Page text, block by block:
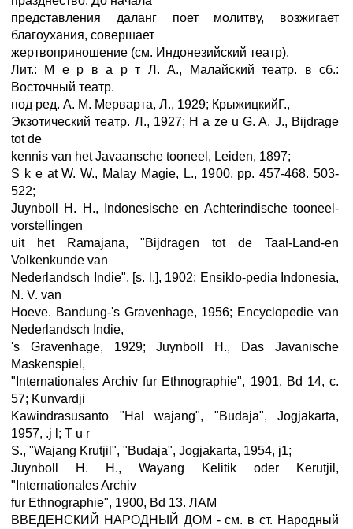
представления даланг поет молитву, возжигает
благоухания, совершает
жертвоприношение (см. Индонезийский театр).
Лит.: M e p в а р т Л. А., Малайский театр. в сб.:
Восточный театр.
под ред. А. М. Мерварта, Л., 1929; КрыжицкийГ.,
Экзотический театр. Л., 1927; H a ze u G. A. J., Bijdrage
tot de
kennis van het Javaansche tooneel, Leiden, 1897;
S k e at W. W., Malay Magie, L., 1900, pp. 457-468. 503-
522;
Juynboll H. H., Indonesische en Achterindische tooneel-
vorstellingen
uit het Ramajana, "Bijdragen tot de Taal-Land-en
Volkenkunde van
Nederlandsch Indie", [s. l.], 1902; Ensiklo-pedia Indonesia,
N. V. van
Hoeve. Bandung-'s Gravenhage, 1956; Encyclopedie van
Nederlandsch Indie,
's Gravenhage, 1929; Juynboll H., Das Javanische
Maskenspiel,
"Internationales Archiv fur Ethnographie", 1901, Bd 14, с.
57; Kunvardji
Kawindrasusanto "Hal wajang", "Budaja", Jogjakarta,
1957, .ј l; T u r
S., "Wajang Krutjil", "Budaja", Jogjakarta, 1954, ј1;
Juynboll H. H., Wayang Kelitik oder Kerutjil,
"Internationales Archiv
fur Ethnographie", 1900, Bd 13. ЛАМ
ВВЕДЕНСКИЙ НАРОДНЫЙ ДОМ - см. в ст. Народный